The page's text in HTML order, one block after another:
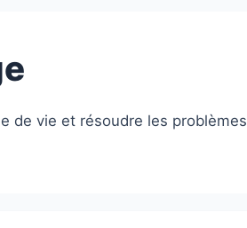
de vie et résoudre les problèmes